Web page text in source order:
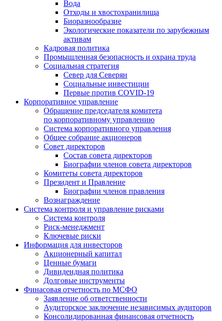
Вода
Отходы и хвостохранилища
Биоразнообразие
Экологические показатели по зарубежным
активам
Кадровая политика
Промышленная безопасность и охрана труда
Социальная стратегия
Север для Северян
Социальные инвестиции
Первые против COVID‑19
Корпоративное управление
Обращение председателя комитета
по корпоративному управлению
Система корпоративного управления
Общее собрание акционеров
Совет директоров
Состав совета директоров
Биографии членов совета директоров
Комитеты совета директоров
Президент и Правление
Биографии членов правления
Вознаграждение
Система контроля и управление рисками
Система контроля
Риск-менеджмент
Ключевые риски
Информация для инвесторов
Акционерный капитал
Ценные бумаги
Дивидендная политика
Долговые инструменты
Финасовая отчетность по МСФО
Заявление об ответственности
Аудиторское заключение независимых аудиторов
Консолидированная финансовая отчетность